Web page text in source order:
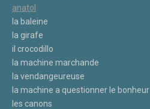
anatol
la baleine
la girafe
il crocodillo
la machine marchande
la vendangeureuse
la machine a questionner le bonheur
les canons